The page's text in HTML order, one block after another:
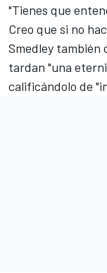
"Tienes que
Creo que si no
Smedley también
tardan "una
calificándolo de